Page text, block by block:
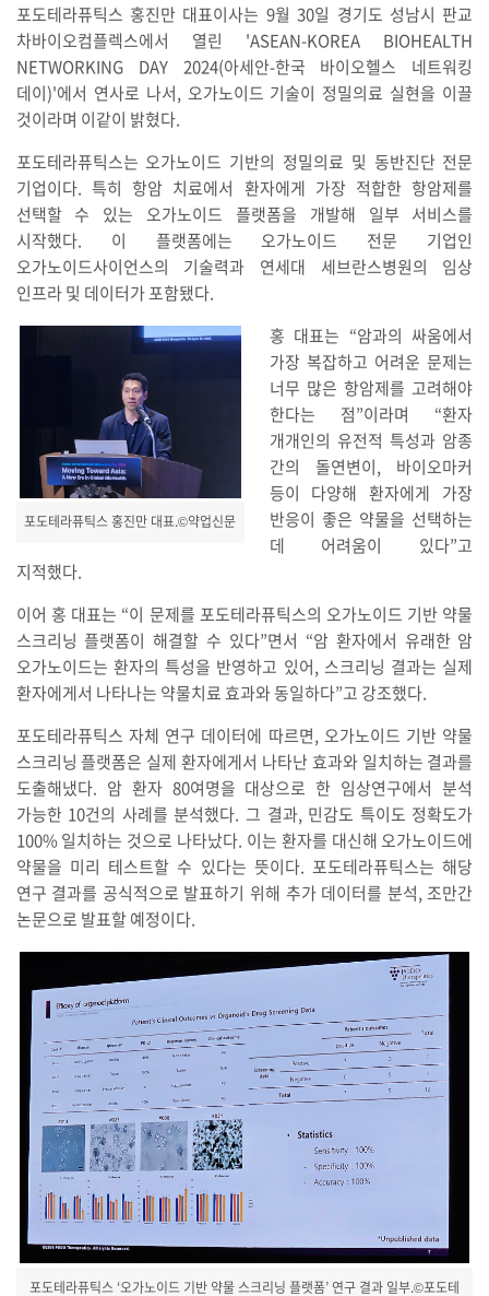
포도테라퓨틱스 홍진만 대표이사는 9월 30일 경기도 성남시 판교
차바이오컴플렉스에서 열린 'ASEAN-KOREA BIOHEALTH
NETWORKING DAY 2024(아세안-한국 바이오헬스 네트워킹
데이)'에서 연사로 나서, 오가노이드 기술이 정밀의료 실현을 이끌
것이라며 이같이 밝혔다.
포도테라퓨틱스는 오가노이드 기반의 정밀의료 및 동반진단 전문
기업이다. 특히 항암 치료에서 환자에게 가장 적합한 항암제를
선택할 수 있는 오가노이드 플랫폼을 개발해 일부 서비스를
시작했다. 이 플랫폼에는 오가노이드 전문 기업인
오가노이드사이언스의 기술력과 연세대 세브란스병원의 임상
인프라 및 데이터가 포함됐다.
포도테라퓨틱스 홍진만 대표.©약업신문
홍 대표는 “암과의 싸움에서
가장 복잡하고 어려운 문제는
너무 많은 항암제를 고려해야
한다는 점”이라며 “환자
개개인의 유전적 특성과 암종
간의 돌연변이, 바이오마커
등이 다양해 환자에게 가장
반응이 좋은 약물을 선택하는
데 어려움이 있다”고
지적했다.
이어 홍 대표는 “이 문제를 포도테라퓨틱스의 오가노이드 기반 약물
스크리닝 플랫폼이 해결할 수 있다”면서 “암 환자에서 유래한 암
오가노이드는 환자의 특성을 반영하고 있어, 스크리닝 결과는 실제
환자에게서 나타나는 약물치료 효과와 동일하다”고 강조했다.
포도테라퓨틱스 자체 연구 데이터에 따르면, 오가노이드 기반 약물
스크리닝 플랫폼은 실제 환자에게서 나타난 효과와 일치하는 결과를
도출해냈다. 암 환자 80여명을 대상으로 한 임상연구에서 분석
가능한 10건의 사례를 분석했다. 그 결과, 민감도 특이도 정확도가
100% 일치하는 것으로 나타났다. 이는 환자를 대신해 오가노이드에
약물을 미리 테스트할 수 있다는 뜻이다. 포도테라퓨틱스는 해당
연구 결과를 공식적으로 발표하기 위해 추가 데이터를 분석, 조만간
논문으로 발표할 예정이다.
포도테라퓨틱스 ‘오가노이드 기반 약물 스크리닝 플랫폼’ 연구 결과 일부.©포도테